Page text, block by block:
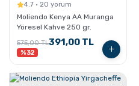
4.7 · 20 yorum
Moliendo Kenya AA Muranga
Yöresel Kahve 250 gr.
575,00 TL391,00 TL
%32